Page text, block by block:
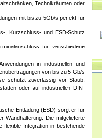
Technikräumen oder
mit bis zu 5Gb/s perfekt für
, Kurzschluss- und ESD-Schutz
für verschiedene
in industriellen und
von bis zu 5 Gb/s
schützt zuverlässig vor Staub,
oder auf industriellen DIN-
Entladung (ESD) sorgt er für
Wandhalterung. Die mitgelieferte
flexible Integration in bestehende